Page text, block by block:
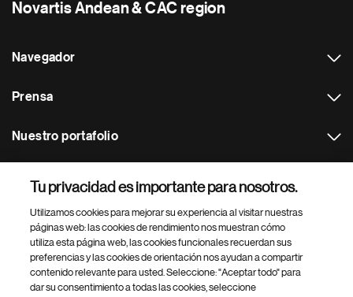
Novartis Andean & CAC region
Navegador
Prensa
Nuestro portafolio
Footer Site Search
Tu privacidad es importante para nosotros.
Utilizamos cookies para mejorar su experiencia al visitar nuestras
páginas web: las cookies de rendimiento nos muestran cómo
utiliza esta página web, las cookies funcionales recuerdan sus
preferencias y las cookies de orientación nos ayudan a compartir
contenido relevante para usted. Seleccione: "Aceptar todo" para
dar su consentimiento a todas las cookies, seleccione